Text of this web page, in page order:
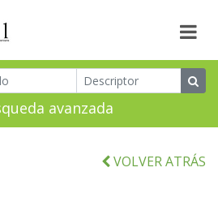
avanzada
VOLVER ATRÁS